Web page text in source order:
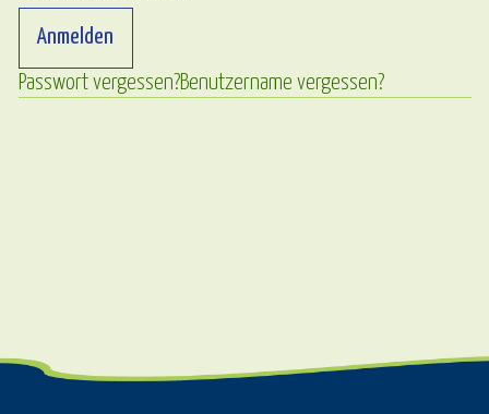
Anmelden
Passwort vergessen?Benutzername vergessen?